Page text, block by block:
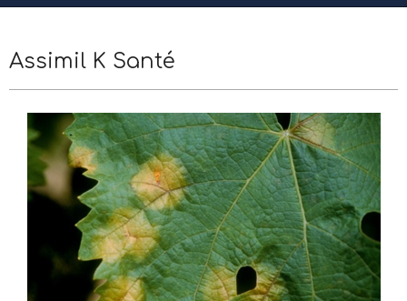
Menu
Assimil K Santé